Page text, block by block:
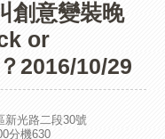
創意變裝晚
or
2016/10/29
新光路二段30號
分機630